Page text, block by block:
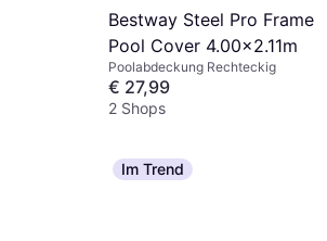
Bestway Steel Pro Frame
Pool Cover 4.00x2.11m
Poolabdeckung Rechteckig
€ 27,99
2 Shops
Im Trend